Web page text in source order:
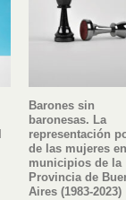
Barones sin
baronesas. La
representación
de las mujeres
municipios de la
Provincia de
Aires (1983-2023)